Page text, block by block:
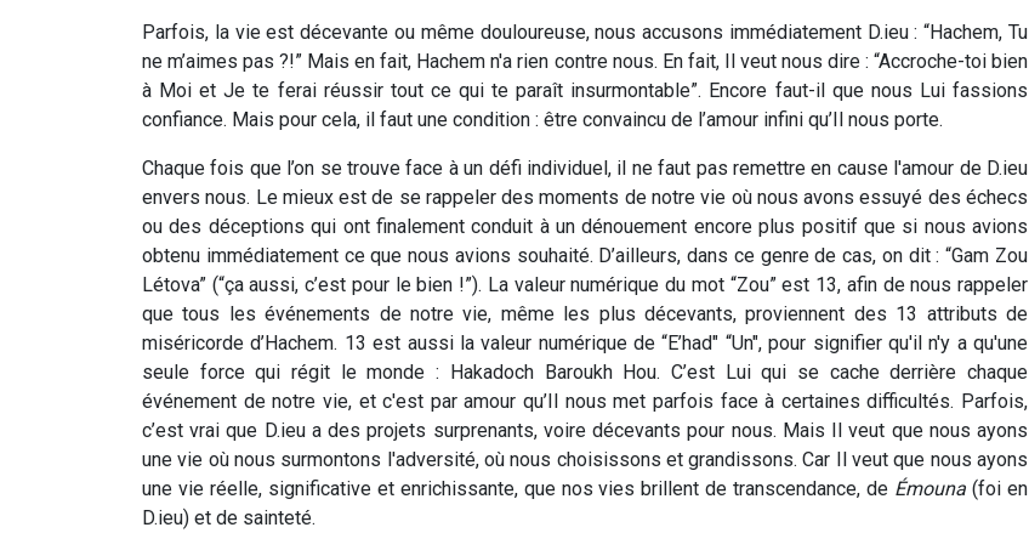
Parfois, la vie est décevante ou même douloureuse, nous accusons immédiatement D.ieu : “Hachem, Tu
ne m’aimes pas ?!” Mais en fait, Hachem n'a rien contre nous. En fait, Il veut nous dire : “Accroche-toi bien
à Moi et Je te ferai réussir tout ce qui te paraît insurmontable”. Encore faut-il que nous Lui fassions
confiance. Mais pour cela, il faut une condition : être convaincu de l’amour infini qu’Il nous porte.
Chaque fois que l’on se trouve face à un défi individuel, il ne faut pas remettre en cause l'amour de D.ieu
envers nous. Le mieux est de se rappeler des moments de notre vie où nous avons essuyé des échecs
ou des déceptions qui ont finalement conduit à un dénouement encore plus positif que si nous avions
obtenu immédiatement ce que nous avions souhaité. D’ailleurs, dans ce genre de cas, on dit : “Gam Zou
Létova” (“ça aussi, c’est pour le bien !”). La valeur numérique du mot “Zou” est 13, afin de nous rappeler
que tous les événements de notre vie, même les plus décevants, proviennent des 13 attributs de
miséricorde d’Hachem. 13 est aussi la valeur numérique de “E’had" “Un", pour signifier qu'il n'y a qu'une
seule force qui régit le monde : Hakadoch Baroukh Hou. C’est Lui qui se cache derrière chaque
événement de notre vie, et c'est par amour qu’Il nous met parfois face à certaines difficultés. Parfois,
c’est vrai que D.ieu a des projets surprenants, voire décevants pour nous. Mais Il veut que nous ayons
une vie où nous surmontons l'adversité, où nous choisissons et grandissons. Car Il veut que nous ayons
une vie réelle, significative et enrichissante, que nos vies brillent de transcendance, de Émouna (foi en
D.ieu) et de sainteté.